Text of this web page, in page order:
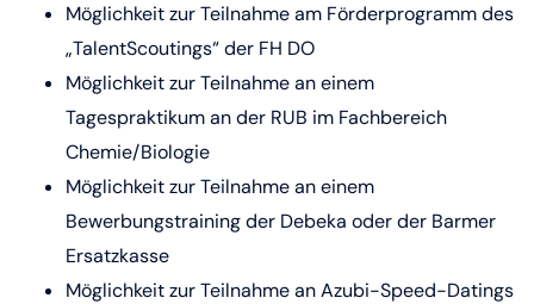
Möglichkeit zur Teilnahme am Förderprogramm des
„TalentScoutings“ der FH DO
Möglichkeit zur Teilnahme an einem
Tagespraktikum an der RUB im Fachbereich
Chemie/Biologie
Möglichkeit zur Teilnahme an einem
Bewerbungstraining der Debeka oder der Barmer
Ersatzkasse
Möglichkeit zur Teilnahme an Azubi-Speed-Datings